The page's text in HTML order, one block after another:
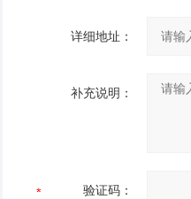
详细地址：
补充说明：
验证码：